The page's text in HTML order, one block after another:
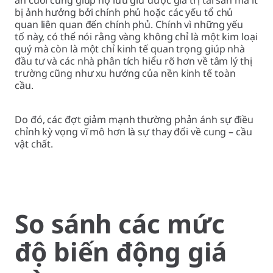
bị ảnh hưởng bởi chính phủ hoặc các yếu tổ chủ
quan liên quan đến chính phủ. Chính vì những yếu
tố này, có thể nói rằng vàng không chỉ là một kim loại
quý mà còn là một chỉ kinh tế quan trọng giúp nhà
đầu tư và các nhà phân tích hiểu rõ hơn về tâm lý thị
trường cũng như xu hướng của nền kinh tế toàn
cầu.
Do đó, các đợt giảm mạnh thường phản ánh sự điều
chỉnh kỳ vọng vĩ mô hơn là sự thay đổi về cung – cầu
vật chất.
So sánh các mức
độ biến động giá